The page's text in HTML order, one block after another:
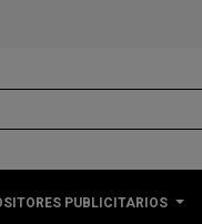
PUBLICITARIOS